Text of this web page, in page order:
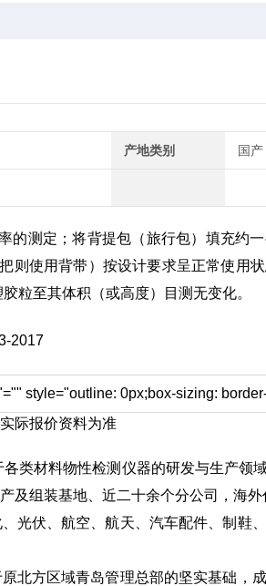
产地类别 国产
的测定；将背提包（旅行包）填充约
则使用背带）按设计要求呈正常使用
粒至其体积（或高度）目测无变化。
2017
style="outline: 0px;box-sizing:
际报价资料为准
类材料物性检测仪器的研发与生产领
及组装基地、近二十余个分公司，海
光伏、航空、航天、汽车配件、制鞋
北方区域青岛管理总部的坚实基础，